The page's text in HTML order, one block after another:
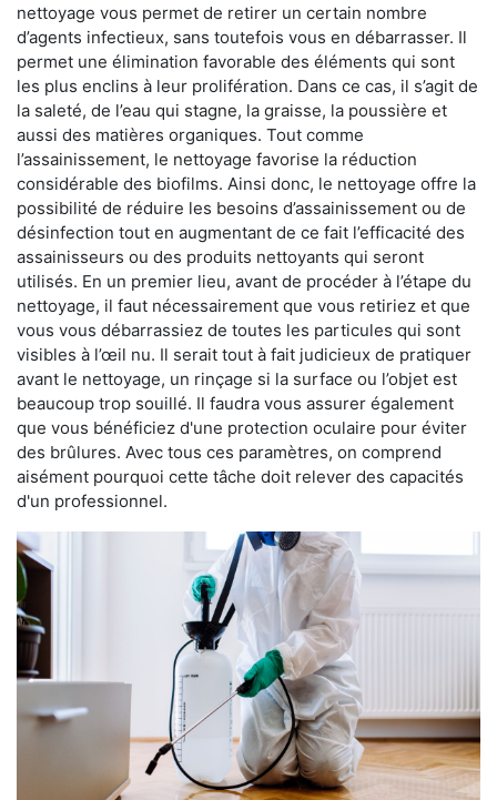
nettoyage vous permet de retirer un certain nombre
d’agents infectieux, sans toutefois vous en débarrasser. Il
permet une élimination favorable des éléments qui sont
les plus enclins à leur prolifération. Dans ce cas, il s’agit de
la saleté, de l’eau qui stagne, la graisse, la poussière et
aussi des matières organiques. Tout comme
l’assainissement, le nettoyage favorise la réduction
considérable des biofilms. Ainsi donc, le nettoyage offre la
possibilité de réduire les besoins d’assainissement ou de
désinfection tout en augmentant de ce fait l’efficacité des
assainisseurs ou des produits nettoyants qui seront
utilisés. En un premier lieu, avant de procéder à l’étape du
nettoyage, il faut nécessairement que vous retiriez et que
vous vous débarrassiez de toutes les particules qui sont
visibles à l’œil nu. Il serait tout à fait judicieux de pratiquer
avant le nettoyage, un rinçage si la surface ou l’objet est
beaucoup trop souillé. Il faudra vous assurer également
que vous bénéficiez d'une protection oculaire pour éviter
des brûlures. Avec tous ces paramètres, on comprend
aisément pourquoi cette tâche doit relever des capacités
d'un professionnel.